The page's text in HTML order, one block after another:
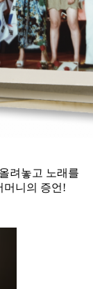
려놓고 노래를
머니의 증언!